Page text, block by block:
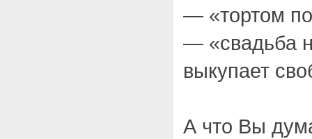
— «тортом
— «свадьба
выкупает
А что Вы